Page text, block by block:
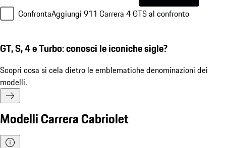
ConfrontaAggiungi 911 Carrera 4 GTS al confronto
GT, S, 4 e Turbo: conosci le iconiche sigle?
Scopri cosa si cela dietro le emblematiche denominazioni dei
modelli.
Modelli Carrera Cabriolet